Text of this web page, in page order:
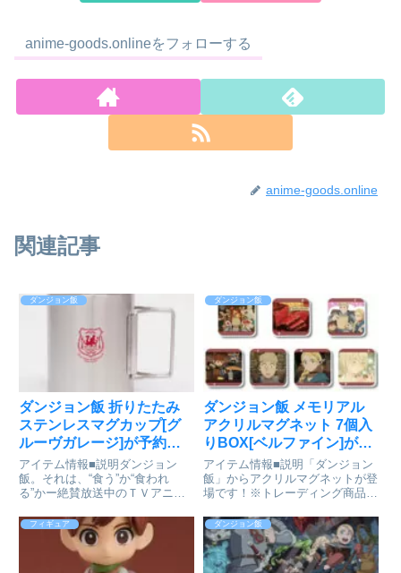
anime-goods.onlineをフォローする
anime-goods.online
関連記事
ダンジョン飯
ダンジョン飯 折りたたみ
ステンレスマグカップ[グ
ルーヴガレージ]が予約受
付開始
アイテム情報■説明ダンジョン
飯。それは、“食う”か“食われ
る”かー絶賛放送中のＴＶアニメ
裏表紙にある印象的なドラゴンを
皿に乗せたマークをあしらった
「折りたたみステンレスマグカッ
プ」登場しました。二重構造で軽
ダンジョン飯
ダンジョン飯 メモリアル
アクリルマグネット 7個入
りBOX[ベルファイン]が予
約受付開始
アイテム情報■説明「ダンジョン
飯」からアクリルマグネットが登
場です！※トレーディング商品の
ん。■サイズ約40×40×5mmダン
ジョン飯_メモリアルアクリルマ
グネット【BOX】colleizeで探す
フィギュア ダンジョン飯